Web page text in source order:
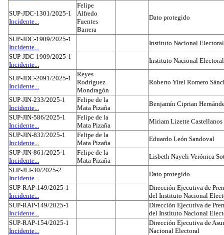
SUP-JDC-1301/2025-1
Incidente...
Felipe
Alfredo
Fuentes
Barrera
Dato protegido
SUP-JDC-1909/2025-1
Incidente...
Instituto Nacional Electoral
SUP-JDC-1909/2025-1
Incidente...
Instituto Nacional Electoral
SUP-JDC-2091/2025-1
Incidente...
Reyes
Rodríguez
Mondragón
Roberto Yirel Romero
SUP-JIN-233/2025-1
Incidente...
Felipe de la
Mata Pizaña
Benjamín Ciprian
SUP-JIN-586/2025-1
Incidente...
Felipe de la
Mata Pizaña
Miriam Lizette Castellanos
SUP-JIN-832/2025-1
Incidente...
Felipe de la
Mata Pizaña
Eduardo León Sandoval
SUP-JIN-861/2025-1
Incidente...
Felipe de la
Mata Pizaña
Lisbeth Nayeli Verónica
SUP-JLI-30/2025-2
Incidente...
Dato protegido
SUP-RAP-149/2025-1
Incidente...
Dirección Ejecutiva de
del Instituto Nacional
SUP-RAP-149/2025-1
Incidente...
Dirección Ejecutiva de
del Instituto Nacional
SUP-RAP-154/2025-1
Incidente...
Dirección Ejecutiva de
Nacional Electoral